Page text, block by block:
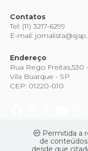
Contatos
Tel: (11) 3217-6299
E-mail:
Endereço
Rua Rego Freitas,530
Vila Buarque - SP
CEP: 01220-010
Permitida a
de
desde que